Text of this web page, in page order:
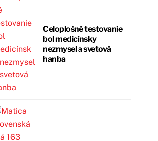
Celoplošné testovanie
bol medicínsky
nezmysel a svetová
hanba